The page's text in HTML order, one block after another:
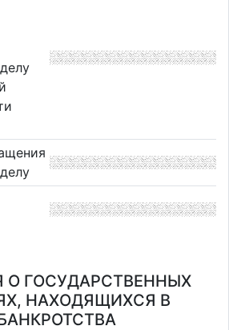
ГОСУДАРСТВЕННЫХ
НАХОДЯЩИХСЯ В